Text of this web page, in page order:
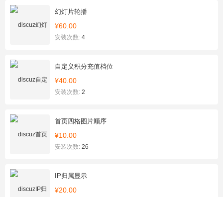
幻灯片轮播
¥60.00
安装次数: 4
自定义积分充值档位
¥40.00
安装次数: 2
首页四格图片顺序
¥10.00
安装次数: 26
IP归属显示
¥20.00